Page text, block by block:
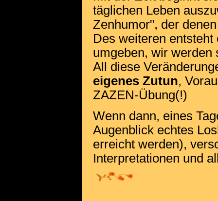
täglichen Leben
Zenhumor", der
Des weiteren
umgeben, wir werden
All diese
eigenes Zutun,
ZAZEN-Übung(!)
Wenn dann, eines
Augenblick echtes
erreicht werden),
Interpretationen und